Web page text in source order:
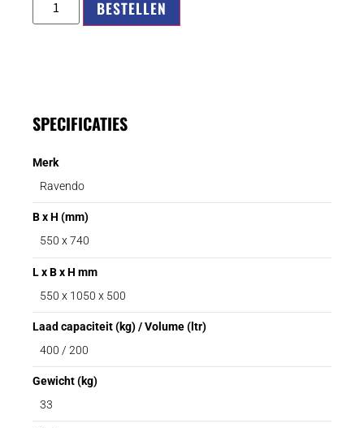
BESTELLEN
SPECIFICATIES
Merk
Ravendo
B x H (mm)
550 x 740
L x B x H mm
550 x 1050 x 500
Laad capaciteit (kg) / Volume (ltr)
400 / 200
Gewicht (kg)
33